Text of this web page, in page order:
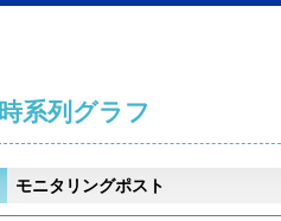
時系列グラフ
モニタリングポスト